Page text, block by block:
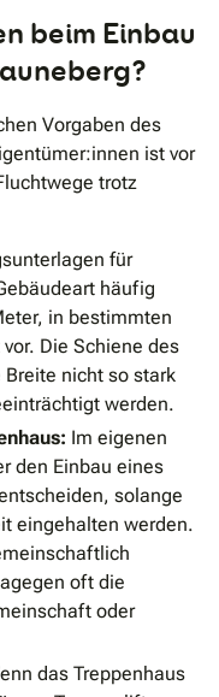
beim Einbau
Vorgaben des
ist vor
trotz
für
häufig
in bestimmten
Die Schiene des
nicht so stark
werden.
Im eigenen
den Einbau eines
solange
eingehalten werden.
oft die
oder
das Treppenhaus